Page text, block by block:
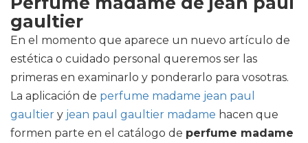
gaultier
En el momento que aparece un nuevo artículo de
estética o cuidado personal queremos ser las
primeras en examinarlo y ponderarlo para vosotras.
La aplicación de perfume madame jean paul
gaultier y jean paul gaultier madame hacen que
formen parte en el catálogo de perfume madame